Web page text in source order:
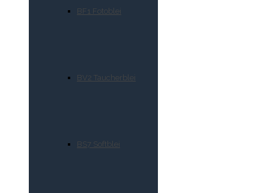
BF1 Fotoblei
BV2 Taucherblei
BS7 Softblei